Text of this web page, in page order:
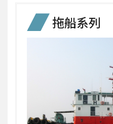
拖船系列